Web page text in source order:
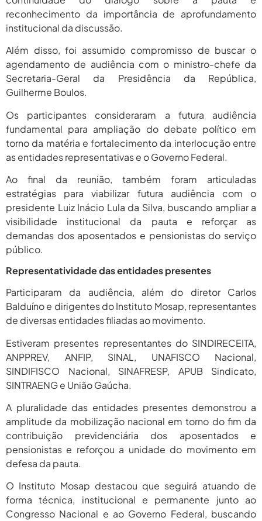
reconhecimento da importância de aprofundamento
institucional da discussão.
Além disso, foi assumido compromisso de buscar o
agendamento de audiência com o ministro-chefe da
Secretaria-Geral da Presidência da República,
Guilherme Boulos.
Os participantes consideraram a futura audiência
fundamental para ampliação do debate político em
torno da matéria e fortalecimento da interlocução entre
as entidades representativas e o Governo Federal.
Ao final da reunião, também foram articuladas
estratégias para viabilizar futura audiência com o
presidente Luiz Inácio Lula da Silva, buscando ampliar a
visibilidade institucional da pauta e reforçar as
demandas dos aposentados e pensionistas do serviço
público.
Representatividade das entidades presentes
Participaram da audiência, além do diretor Carlos
Balduíno e dirigentes do Instituto Mosap, representantes
de diversas entidades filiadas ao movimento.
Estiveram presentes representantes do SINDIRECEITA,
ANPPREV, ANFIP, SINAL, UNAFISCO Nacional,
SINDIFISCO Nacional, SINAFRESP, APUB Sindicato,
SINTRAENG e União Gaúcha.
A pluralidade das entidades presentes demonstrou a
amplitude da mobilização nacional em torno do fim da
contribuição previdenciária dos aposentados e
pensionistas e reforçou a unidade do movimento em
defesa da pauta.
O Instituto Mosap destacou que seguirá atuando de
forma técnica, institucional e permanente junto ao
Congresso Nacional e ao Governo Federal, buscando